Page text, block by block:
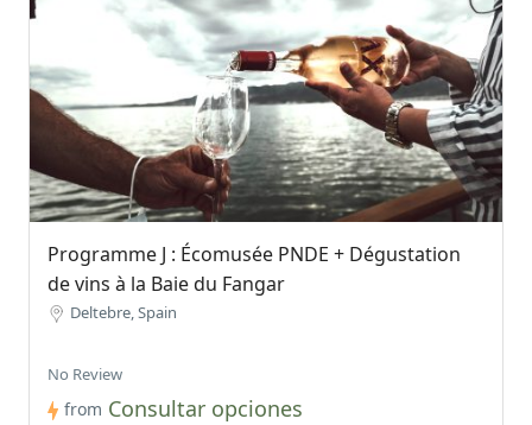
Programme J : Écomusée PNDE + Dégustation
de vins à la Baie du Fangar
Deltebre, Spain
No Review
from Consultar opciones